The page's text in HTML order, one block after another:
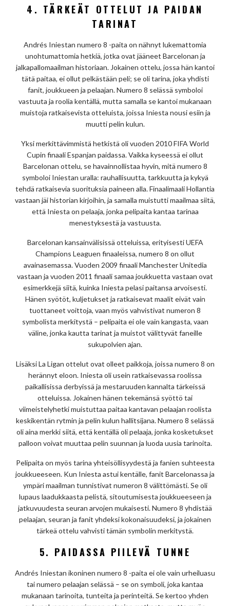
4. TÄRKEÄT OTTELUT JA PAIDAN
TARINAT
Andrés Iniestan numero 8 -paita on nähnyt lukemattomia
unohtumattomia hetkiä, jotka ovat jääneet Barcelonan ja
jalkapallomaailman historiaan. Jokainen ottelu, jossa hän kantoi
tätä paitaa, ei ollut pelkästään peli; se oli tarina, joka yhdisti
fanit, joukkueen ja pelaajan. Numero 8 selässä symboloi
vastuuta ja roolia kentällä, mutta samalla se kantoi mukanaan
muistoja ratkaisevista otteluista, joissa Iniesta nousi esiin ja
muutti pelin kulun.
Yksi merkittävimmistä hetkistä oli vuoden 2010 FIFA World
Cupin finaali Espanjan paidassa. Vaikka kyseessä ei ollut
Barcelonan ottelu, se havainnollistaa hyvin, mitä numero 8
symboloi Iniestan uralla: rauhallisuutta, tarkkuutta ja kykyä
tehdä ratkaisevia suorituksia paineen alla. Finaalimaali Hollantia
vastaan jäi historian kirjoihin, ja samalla muistutti maailmaa siitä,
että Iniesta on pelaaja, jonka pelipaita kantaa tarinaa
menestyksestä ja vastuusta.
Barcelonan kansainvälisissä otteluissa, erityisesti UEFA
Champions Leaguen finaaleissa, numero 8 on ollut
avainasemassa. Vuoden 2009 finaali Manchester Unitedia
vastaan ja vuoden 2011 finaali samaa joukkuetta vastaan ovat
esimerkkejä siitä, kuinka Iniesta pelasi paitansa arvoisesti.
Hänen syötöt, kuljetukset ja ratkaisevat maalit eivät vain
tuottaneet voittoja, vaan myös vahvistivat numeron 8
symbolista merkitystä – pelipaita ei ole vain kangasta, vaan
väline, jonka kautta tarinat ja muistot välittyvät faneille
sukupolvien ajan.
Lisäksi La Ligan ottelut ovat olleet paikkoja, joissa numero 8 on
herännyt eloon. Iniesta oli usein ratkaisevassa roolissa
paikallisissa derbyissä ja mestaruuden kannalta tärkeissä
otteluissa. Jokainen hänen tekemänsä syöttö tai
viimeistelyhetki muistuttaa paitaa kantavan pelaajan roolista
keskikentän rytmin ja pelin kulun hallitsijana. Numero 8 selässä
oli aina merkki siitä, että kentällä oli pelaaja, jonka kosketukset
palloon voivat muuttaa pelin suunnan ja luoda uusia tarinoita.
Pelipaita on myös tarina yhteisöllisyydestä ja fanien suhteesta
joukkueeseen. Kun Iniesta astui kentälle, fanit Barcelonassa ja
ympäri maailman tunnistivat numeron 8 välittömästi. Se oli
lupaus laadukkaasta pelistä, sitoutumisesta joukkueeseen ja
jatkuvuudesta seuran arvojen mukaisesti. Numero 8 yhdistää
pelaajan, seuran ja fanit yhdeksi kokonaisuudeksi, ja jokainen
tärkeä ottelu vahvisti tämän symbolin merkitystä.
5. PAIDASSA PIILEVÄ TUNNE
Andrés Iniestan ikoninen numero 8 -paita ei ole vain urheiluasu
tai numero pelaajan selässä – se on symboli, joka kantaa
mukanaan tarinoita, tunteita ja perinteitä. Se kertoo yhden